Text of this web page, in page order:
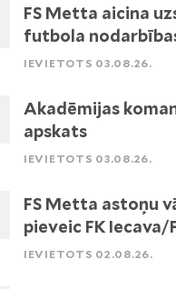
FS Metta aicina
futbola
IEVIETOTS 03.08.26.
Akadēmijas
apskats
IEVIETOTS 03.08.26.
FS Metta astoņu
pieveic FK Iecava/
IEVIETOTS 02.08.26.